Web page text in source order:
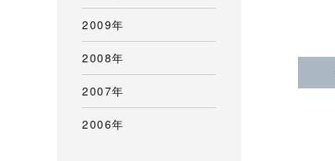
2009年
2008年
2007年
2006年